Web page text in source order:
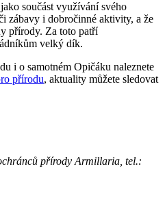
součást využívání svého
zábavy i dobročinné aktivity, a že
přírody. Za toto patří
velký dík.
i o samotném Opičáku naleznete
přírodu, aktuality můžete sledovat
přírody Armillaria, tel.: